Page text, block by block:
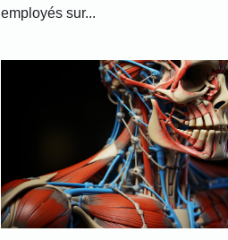
employés sur...